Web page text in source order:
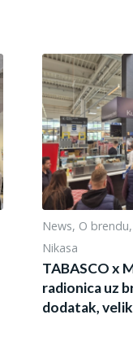
News, O brendu
Nikasa
TABASCO x
radionica uz
dodatak,